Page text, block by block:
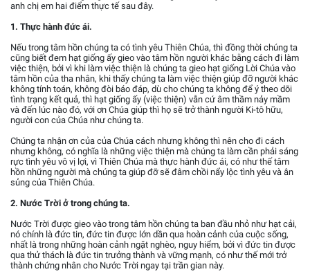
anh chị em hai điểm thực tế sau đây.
1. Thực hành đức ái.
Nếu trong tâm hồn chúng ta có tình yêu Thiên Chúa, thì đồng thời chúng ta
cũng biết đem hạt giống ấy gieo vào tâm hồn người khác bằng cách đi làm
việc thiện, bởi vì khi làm việc thiện là chúng ta gieo hạt giống Lời Chúa vào
tâm hồn của tha nhân, khi thấy chúng ta làm việc thiện giúp đỡ người khác
không tính toán, không đòi báo đáp, dù cho chúng ta không để ý theo dõi
tình trạng kết quả, thì hạt giống ấy (việc thiện) vẫn cứ âm thầm nảy mầm
và đến lúc nào đó, với ơn Chúa giúp thì họ sẽ trở thành người Ki-tô hữu,
người con của Chúa như chúng ta.
Chúng ta nhận ơn của của Chúa cách nhưng không thì nên cho đi cách
nhưng không, có nghĩa là những việc thiện mà chúng ta làm cần phải sáng
rực tình yêu vô vị lợi, vì Thiên Chúa mà thực hành đức ái, có như thế tâm
hồn những người mà chúng ta giúp đỡ sẽ đâm chồi nẩy lộc tình yêu và ân
sủng của Thiên Chúa.
2. Nước Trời ở trong chúng ta.
Nước Trời được gieo vào trong tâm hồn chúng ta ban đầu nhỏ như hạt cải,
nó chính là đức tin, đức tin được lớn dần qua hoàn cảnh của cuộc sống,
nhất là trong những hoàn cảnh ngặt nghèo, nguy hiểm, bởi vì đức tin được
qua thử thách là đức tin trưởng thành và vững mạnh, có như thế mới trở
thành chứng nhân cho Nước Trời ngay tại trần gian này.